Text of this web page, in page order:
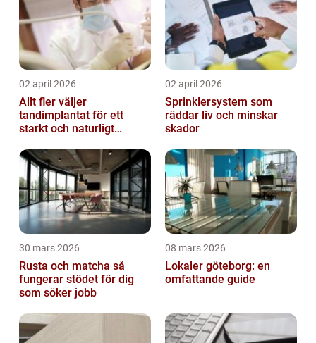
02 april 2026
Allt fler väljer
tandimplantat för ett
starkt och naturligt
02 april 2026
Sprinklersystem som
räddar liv och minskar
skador
30 mars 2026
Rusta och matcha så
fungerar stödet för dig
som söker jobb
08 mars 2026
Lokaler göteborg: en
omfattande guide